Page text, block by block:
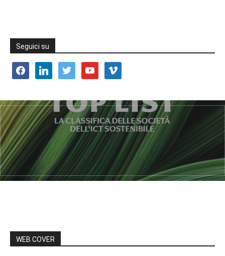
Seguici su
facebooklinkedin twitter youtube vimeo
WEB COVER